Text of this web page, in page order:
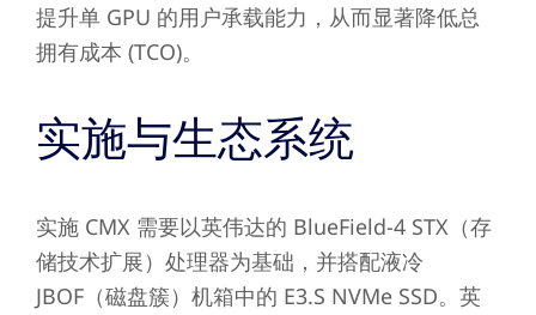
提升单 GPU 的用户承载能力，从而显著降低总
拥有成本 (TCO)。
实施与生态系统
实施 CMX 需要以英伟达的 BlueField-4 STX（存
储技术扩展）处理器为基础，并搭配液冷
JBOF（磁盘簇）机箱中的 E3.S NVMe SSD。英